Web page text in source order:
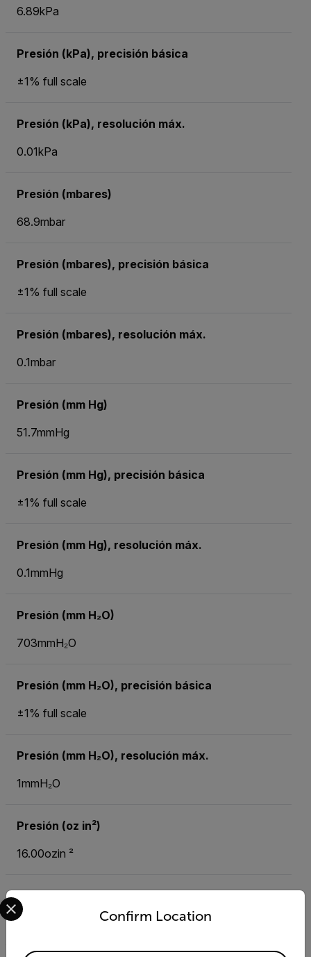
6.89kPa
Presión (kPa), precisión básica
±1% full scale
Presión (kPa), resolución máx.
0.01kPa
Presión (mbares)
68.9mbar
Presión (mbares), precisión básica
±1% full scale
Presión (mbares), resolución máx.
0.1mbar
Presión (mm Hg)
51.7mmHg
Presión (mm Hg), precisión básica
±1% full scale
Presión (mm Hg), resolución máx.
0.1mmHg
Presión (mm H₂O)
703mmH₂O
Presión (mm H₂O), precisión básica
±1% full scale
Presión (mm H₂O), resolución máx.
1mmH₂O
Presión (oz in²)
16.00ozin ²
Presión (oz in²), precisión básica
±1% full scale
Confirm Location
Select your preferred country and language from the